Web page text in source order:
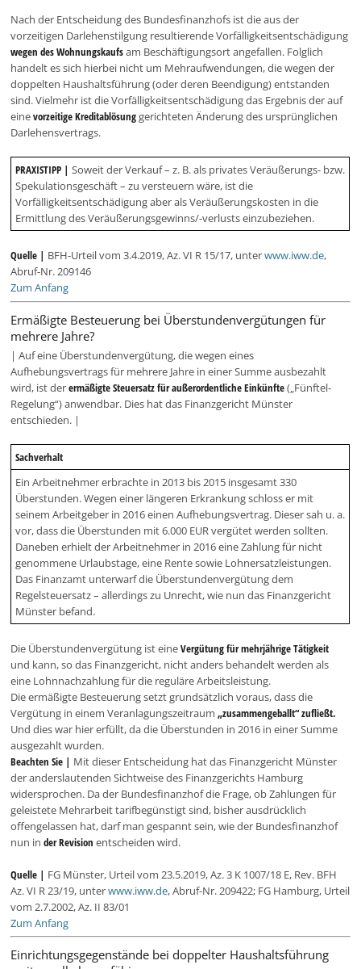
Nach der Entscheidung des Bundesfinanzhofs ist die aus der
vorzeitigen Darlehenstilgung resultierende Vorfälligkeitsentschädigung
wegen des Wohnungskaufsam Beschäftigungsort angefallen. Folglich
handelt es sich hierbei nicht um Mehraufwendungen, die wegen der
doppelten Haushaltsführung (oder deren Beendigung) entstanden
sind. Vielmehr ist die Vorfälligkeitsentschädigung das Ergebnis der auf
einevorzeitige Kreditablösunggerichteten Änderung des ursprünglichen
Darlehensvertrags.
PRAXISTIPP | Soweit der Verkauf – z. B. als privates Veräußerungs- bzw.
Spekulationsgeschäft – zu versteuern wäre, ist die
Vorfälligkeitsentschädigung aber als Veräußerungskosten in die
Ermittlung des Veräußerungsgewinns/-verlusts einzubeziehen.
Quelle | BFH-Urteil vom 3.4.2019, Az. VI R 15/17, unterwww.iww.de,
Abruf-Nr. 209146
Zum Anfang
Ermäßigte Besteuerung bei Überstundenvergütungen für
mehrere Jahre?
| Auf eine Überstundenvergütung, die wegen eines
Aufhebungsvertrags für mehrere Jahre in einer Summe ausbezahlt
wird, ist derermäßigte Steuersatz für außerordentliche Einkünfte(„Fünftel-
Regelung“) anwendbar. Dies hat das Finanzgericht Münster
entschieden. |
Sachverhalt
Ein Arbeitnehmer erbrachte in 2013 bis 2015 insgesamt 330
Überstunden. Wegen einer längeren Erkrankung schloss er mit
seinem Arbeitgeber in 2016 einen Aufhebungsvertrag. Dieser sah u. a.
vor, dass die Überstunden mit 6.000 EUR vergütet werden sollten.
Daneben erhielt der Arbeitnehmer in 2016 eine Zahlung für nicht
genommene Urlaubstage, eine Rente sowie Lohnersatzleistungen.
Das Finanzamt unterwarf die Überstundenvergütung dem
Regelsteuersatz – allerdings zu Unrecht, wie nun das Finanzgericht
Münster befand.
Die Überstundenvergütung ist eineVergütung für mehrjährige Tätigkeit
und kann, so das Finanzgericht, nicht anders behandelt werden als
eine Lohnnachzahlung für die reguläre Arbeitsleistung.
Die ermäßigte Besteuerung setzt grundsätzlich voraus, dass die
Vergütung in einem Veranlagungszeitraum„zusammengeballt“ zufließt.
Und dies war hier erfüllt, da die Überstunden in 2016 in einer Summe
ausgezahlt wurden.
Beachten Sie | Mit dieser Entscheidung hat das Finanzgericht Münster
der anderslautenden Sichtweise des Finanzgerichts Hamburg
widersprochen. Da der Bundesfinanzhof die Frage, ob Zahlungen für
geleistete Mehrarbeit tarifbegünstigt sind, bisher ausdrücklich
offengelassen hat, darf man gespannt sein, wie der Bundesfinanzhof
nun inder Revision entscheiden wird.
Quelle | FG Münster, Urteil vom 23.5.2019, Az. 3 K 1007/18 E, Rev. BFH
Az. VI R 23/19, unterwww.iww.de, Abruf-Nr. 209422; FG Hamburg, Urteil
vom 2.7.2002, Az. II 83/01
Zum Anfang
Einrichtungsgegenstände bei doppelter Haushaltsführung